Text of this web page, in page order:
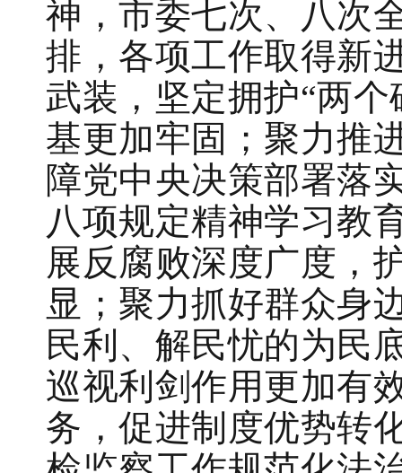
神，市委七次、八次
排，各项工作取得新
武装，坚定拥护“两
基更加牢固；聚力推
障党中央决策部署落
八项规定精神学习教
展反腐败深度广度，
显；聚力抓好群众身
民利、解民忧的为民
巡视利剑作用更加有
务，促进制度优势转